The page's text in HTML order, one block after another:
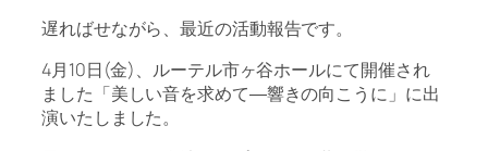
遅ればせながら、最近の活動報告です。
4月10日(金)、ルーテル市ヶ谷ホールにて開催され
ました「美しい音を求めて―響きの向こうに」に出
演いたしました。